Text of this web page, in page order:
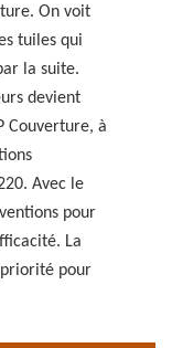
On voit
tuiles qui
la suite.
devient
Couverture, à
Avec le
pour
La
priorité pour